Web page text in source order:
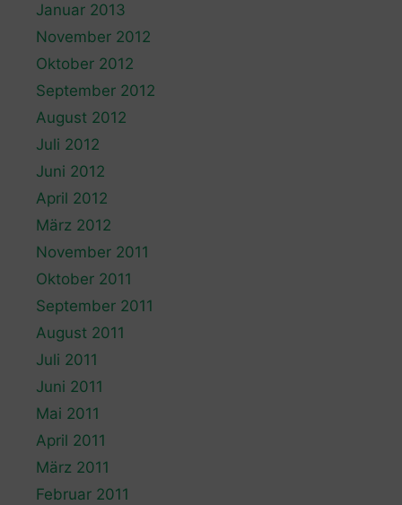
Januar 2013
November 2012
Oktober 2012
September 2012
August 2012
Juli 2012
Juni 2012
April 2012
März 2012
November 2011
Oktober 2011
September 2011
August 2011
Juli 2011
Juni 2011
Mai 2011
April 2011
März 2011
Februar 2011